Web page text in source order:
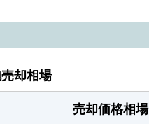
却相場
売却価格相場